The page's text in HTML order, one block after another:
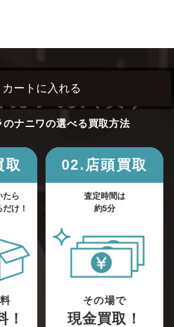
カートに入れる
のナニワの選べる買取方法
取
たら
け！
！
02.店頭買取
査定時間は
約5分
その場で
現金買取！